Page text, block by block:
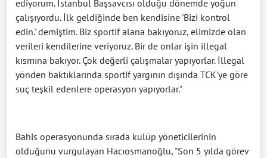
ediyorum. İstanbul Başsavcısı olduğu dönemde yoğun
çalışıyordu. İlk geldiğinde ben kendisine 'Bizi kontrol
edin.' demiştim. Biz sportif alana bakıyoruz, elimizde olan
verileri kendilerine veriyoruz. Bir de onlar işin illegal
kısmına bakıyor. Çok değerli çalışmalar yapıyorlar. İllegal
yönden baktıklarında sportif yargının dışında TCK'ye göre
suç teşkil edenlere operasyon yapıyorlar."
Bahis operasyonunda sırada kulüp yöneticilerinin
olduğunu vurgulayan Hacıosmanoğlu, "Son 5 yılda görev